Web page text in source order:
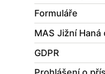
Formuláře
MAS Jižní Haná
GDPR